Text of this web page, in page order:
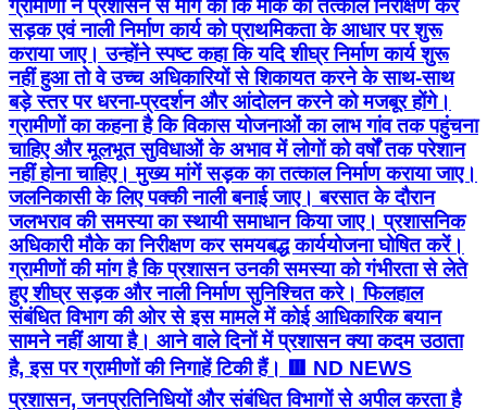
ग्रामीणों ने प्रशासन से मांग की कि मौके का तत्काल निरीक्षण कर
सड़क एवं नाली निर्माण कार्य को प्राथमिकता के आधार पर शुरू
कराया जाए। उन्होंने स्पष्ट कहा कि यदि शीघ्र निर्माण कार्य शुरू
नहीं हुआ तो वे उच्च अधिकारियों से शिकायत करने के साथ-साथ
बड़े स्तर पर धरना-प्रदर्शन और आंदोलन करने को मजबूर होंगे।
ग्रामीणों का कहना है कि विकास योजनाओं का लाभ गांव तक पहुंचना
चाहिए और मूलभूत सुविधाओं के अभाव में लोगों को वर्षों तक परेशान
नहीं होना चाहिए। मुख्य मांगें सड़क का तत्काल निर्माण कराया जाए।
जलनिकासी के लिए पक्की नाली बनाई जाए। बरसात के दौरान
जलभराव की समस्या का स्थायी समाधान किया जाए। प्रशासनिक
अधिकारी मौके का निरीक्षण कर समयबद्ध कार्ययोजना घोषित करें।
ग्रामीणों की मांग है कि प्रशासन उनकी समस्या को गंभीरता से लेते
हुए शीघ्र सड़क और नाली निर्माण सुनिश्चित करे। फिलहाल
संबंधित विभाग की ओर से इस मामले में कोई आधिकारिक बयान
सामने नहीं आया है। आने वाले दिनों में प्रशासन क्या कदम उठाता
है, इस पर ग्रामीणों की निगाहें टिकी हैं। 🟥 ND NEWS
प्रशासन, जनप्रतिनिधियों और संबंधित विभागों से अपील करता है